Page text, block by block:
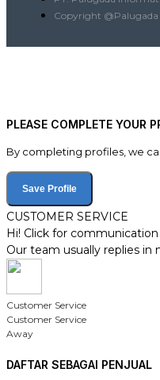
Copyright @Palugada
PLEASE COMPLETE YOUR
By completing profiles, we
Save Profile
CUSTOMER SERVICE
Hi! Click for
Our team usually replies in
Customer Service
Customer Service
Away
DAFTAR SEBAGAI PENJUAL